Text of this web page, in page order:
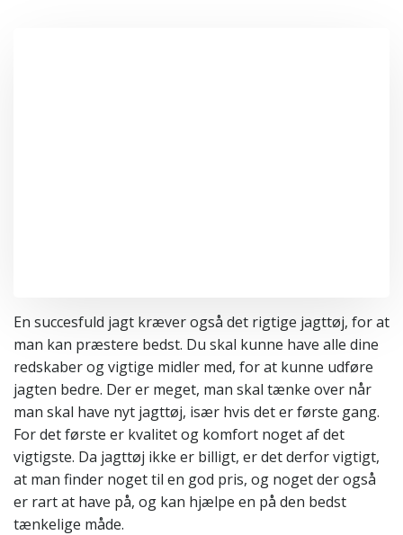
En succesfuld jagt kræver også det rigtige jagttøj, for at
man kan præstere bedst. Du skal kunne have alle dine
redskaber og vigtige midler med, for at kunne udføre
jagten bedre. Der er meget, man skal tænke over når
man skal have nyt jagttøj, især hvis det er første gang.
For det første er kvalitet og komfort noget af det
vigtigste. Da jagttøj ikke er billigt, er det derfor vigtigt,
at man finder noget til en god pris, og noget der også
er rart at have på, og kan hjælpe en på den bedst
tænkelige måde.